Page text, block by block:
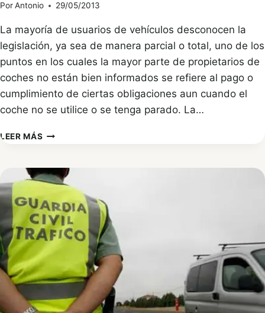
PorAntonio 29/05/2013
La mayoría de usuarios de vehículos desconocen la
legislación, ya sea de manera parcial o total, uno de los
puntos en los cuales la mayor parte de propietarios de
coches no están bien informados se refiere al pago o
cumplimiento de ciertas obligaciones aun cuando el
coche no se utilice o se tenga parado. La…
LEER MÁS VEHÍCULO
¿QUÉ
OBLIGACIONES
SIGO
CUMPLIENDO?